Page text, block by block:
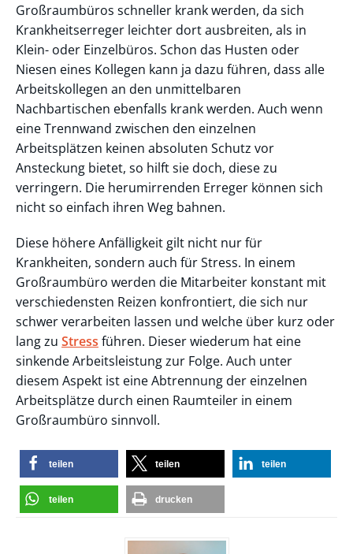
Großraumbüros schneller krank werden, da sich
Krankheitserreger leichter dort ausbreiten, als in
Klein- oder Einzelbüros. Schon das Husten oder
Niesen eines Kollegen kann ja dazu führen, dass alle
Arbeitskollegen an den unmittelbaren
Nachbartischen ebenfalls krank werden. Auch wenn
eine Trennwand zwischen den einzelnen
Arbeitsplätzen keinen absoluten Schutz vor
Ansteckung bietet, so hilft sie doch, diese zu
verringern. Die herumirrenden Erreger können sich
nicht so einfach ihren Weg bahnen.
Diese höhere Anfälligkeit gilt nicht nur für
Krankheiten, sondern auch für Stress. In einem
Großraumbüro werden die Mitarbeiter konstant mit
verschiedensten Reizen konfrontiert, die sich nur
schwer verarbeiten lassen und welche über kurz oder
lang zu Stress führen. Dieser wiederum hat eine
sinkende Arbeitsleistung zur Folge. Auch unter
diesem Aspekt ist eine Abtrennung der einzelnen
Arbeitsplätze durch einen Raumteiler in einem
Großraumbüro sinnvoll.
teilen teilen teilen
teilen drucken